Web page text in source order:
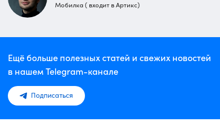
Мобилка ( входит в Артикс)
Ещё больше полезных статей и свежих новостей
в нашем Telegram-канале
Подписаться